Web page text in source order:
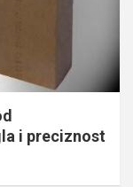
i preciznost